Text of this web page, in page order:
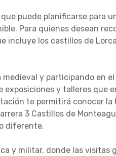
puede planificarse para
Para quienes desean
incluye los castillos de
y participando en
exposiciones y talleres que
te permitirá conocer
3 Castillos de
diferente.
y militar, donde las visitas